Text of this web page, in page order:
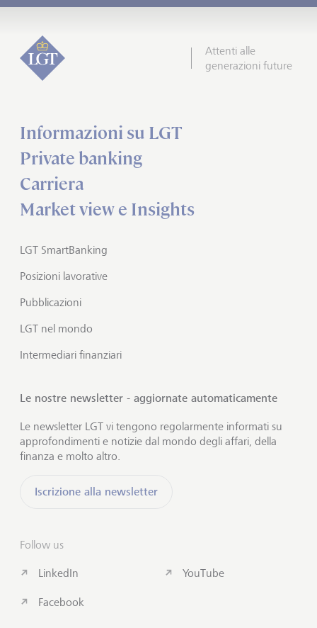
Attenti alle
generazioni future
Informazioni su LGT
Private banking
Carriera
Market view e Insights
LGT SmartBanking
Posizioni lavorative
Pubblicazioni
LGT nel mondo
Intermediari finanziari
Le nostre newsletter - aggiornate automaticamente
Le newsletter LGT vi tengono regolarmente informati su
approfondimenti e notizie dal mondo degli affari, della
finanza e molto altro.
Iscrizione alla newsletter
Follow us
LinkedIn
Facebook
YouTube